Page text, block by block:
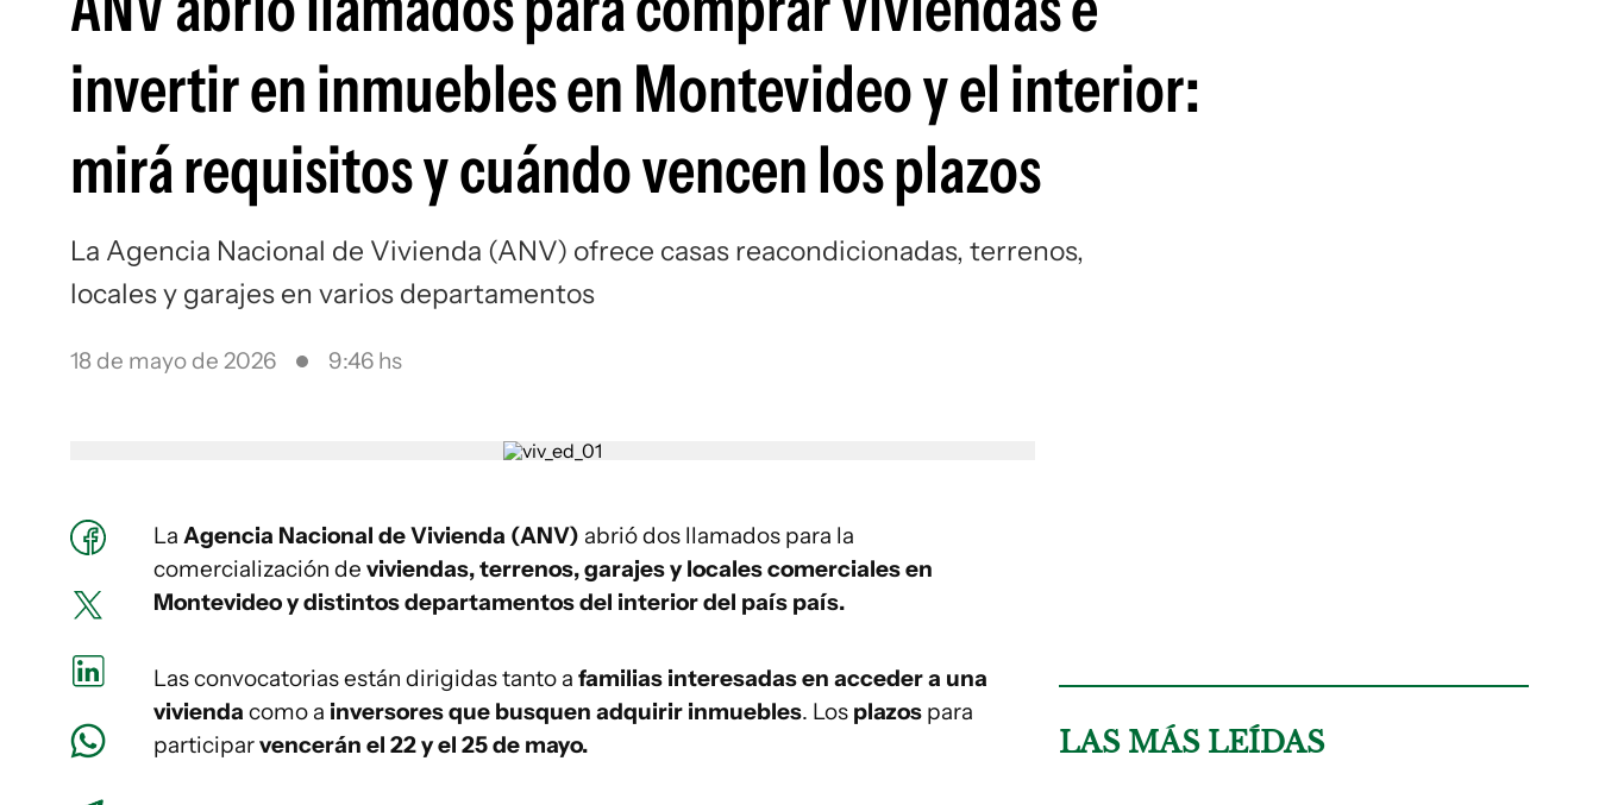
invertir en inmuebles en Montevideo y el interior:
mirá requisitos y cuándo vencen los plazos
La Agencia Nacional de Vivienda (ANV) ofrece casas reacondicionadas, terrenos,
locales y garajes en varios departamentos
18 de mayo de 2026 9:46 hs
La Agencia Nacional de Vivienda (ANV) abrió dos llamados para la
comercialización de viviendas, terrenos, garajes y locales comerciales en
Montevideo y distintos departamentos del interior del país país.
Las convocatorias están dirigidas tanto a familias interesadas en acceder a una
vivienda como a inversores que busquen adquirir inmuebles. Los plazos para
participarvencerán el 22 y el 25 de mayo. LAS MÁS LEÍDAS